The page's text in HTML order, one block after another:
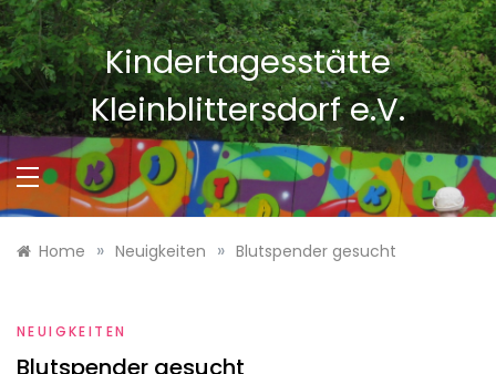
Skip
to
content
Kindertagesstätte
Kleinblittersdorf e.V.
Home » Neuigkeiten » Blutspender gesucht
NEUIGKEITEN
Blutspender gesucht